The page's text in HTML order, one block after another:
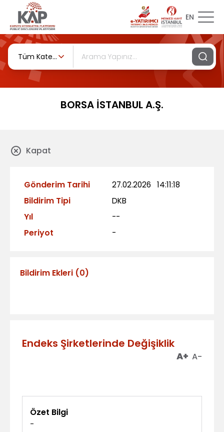
EN
Tüm Kategoriler
BORSA İSTANBUL A.Ş.
Kapat
Gönderim Tarihi 27.02.2026 14:11:18
Bildirim Tipi DKB
Yıl --
Periyot -
Bildirim Ekleri (0)
Endeks Şirketlerinde Değişiklik
A+ A-
Özet Bilgi
-